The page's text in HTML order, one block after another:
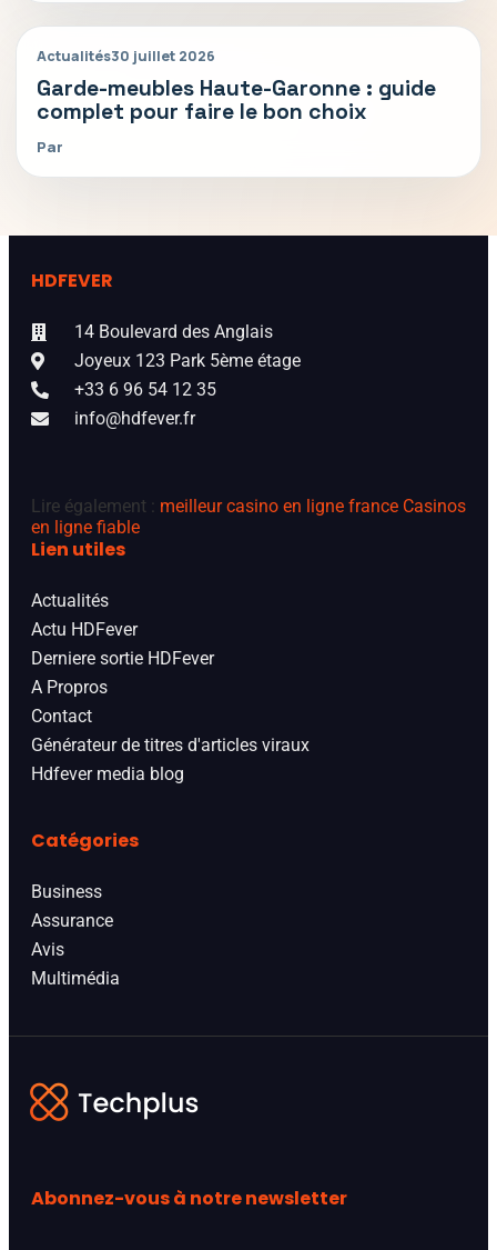
Actualités30 juillet 2026
Garde-meubles Haute-Garonne : guide
complet pour faire le bon choix
Par
HDFEVER
14 Boulevard des Anglais
Joyeux 123 Park 5ème étage
+33 6 96 54 12 35
info@hdfever.fr
Lire également : meilleur casino en ligne france Casinos
en ligne fiable
Lien utiles
Actualités
Actu HDFever
Derniere sortie HDFever
A Propros
Contact
Générateur de titres d'articles viraux
Hdfever media blog
Catégories
Business
Assurance
Avis
Multimédia
Abonnez-vous à notre newsletter